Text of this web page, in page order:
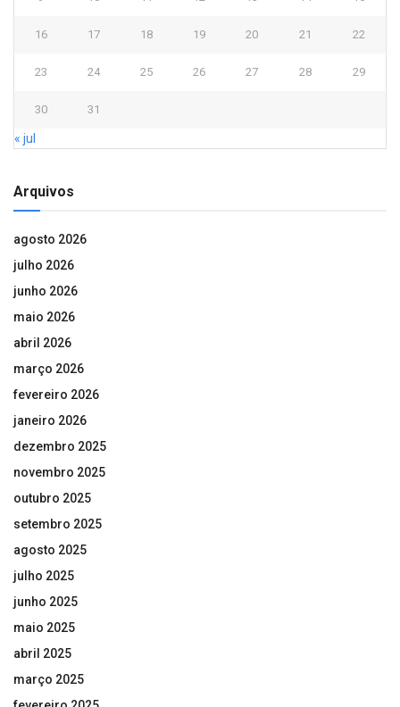
16 17 18 19 20 21 22
23 24 25 26 27 28 29
30 31
« jul
Arquivos
agosto 2026
julho 2026
junho 2026
maio 2026
abril 2026
março 2026
fevereiro 2026
janeiro 2026
dezembro 2025
novembro 2025
outubro 2025
setembro 2025
agosto 2025
julho 2025
junho 2025
maio 2025
abril 2025
março 2025